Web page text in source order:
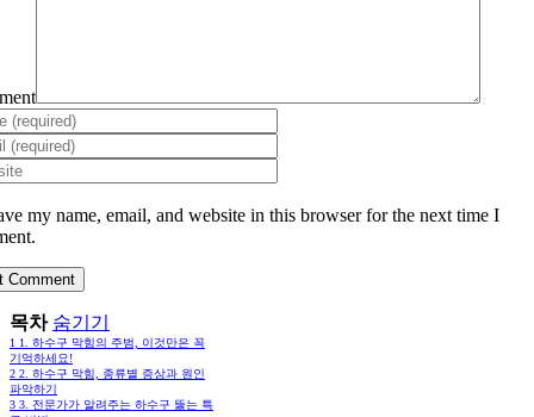
my name, email, and website in this browser for the next time I
목차 숨기기
1 1. 하수구 막힘의 주범, 이것만은 꼭
기억하세요!
2 2. 하수구 막힘, 종류별 증상과 원인
파악하기
3 3. 전문가가 알려주는 하수구 뚫는 특